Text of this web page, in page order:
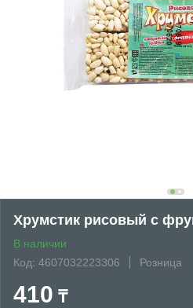
Хрумстик рисовый с
В наличии
Код: 4607032223306
Розница
410 ₸